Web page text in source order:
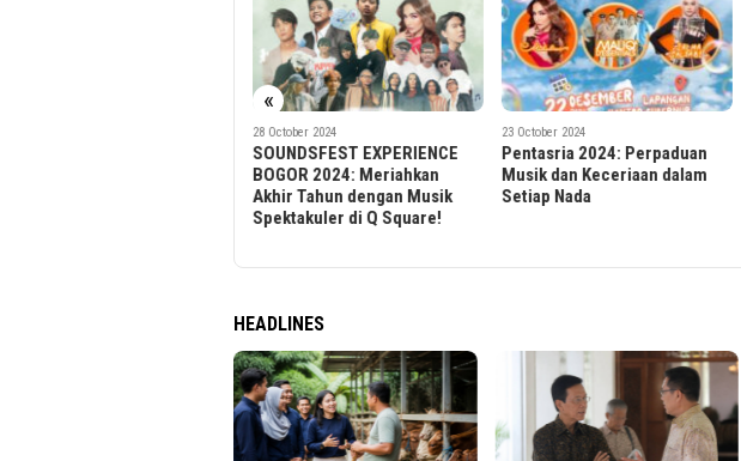
«
23 October 2024
Pentasria 2024: Perpaduan
Musik dan Keceriaan dalam
Setiap Nada
30 September 2024
Gelegar Musik Prambanan
2024: Menyatukan Musik dan
Sejarah di Candi Prambanan
HEADLINES